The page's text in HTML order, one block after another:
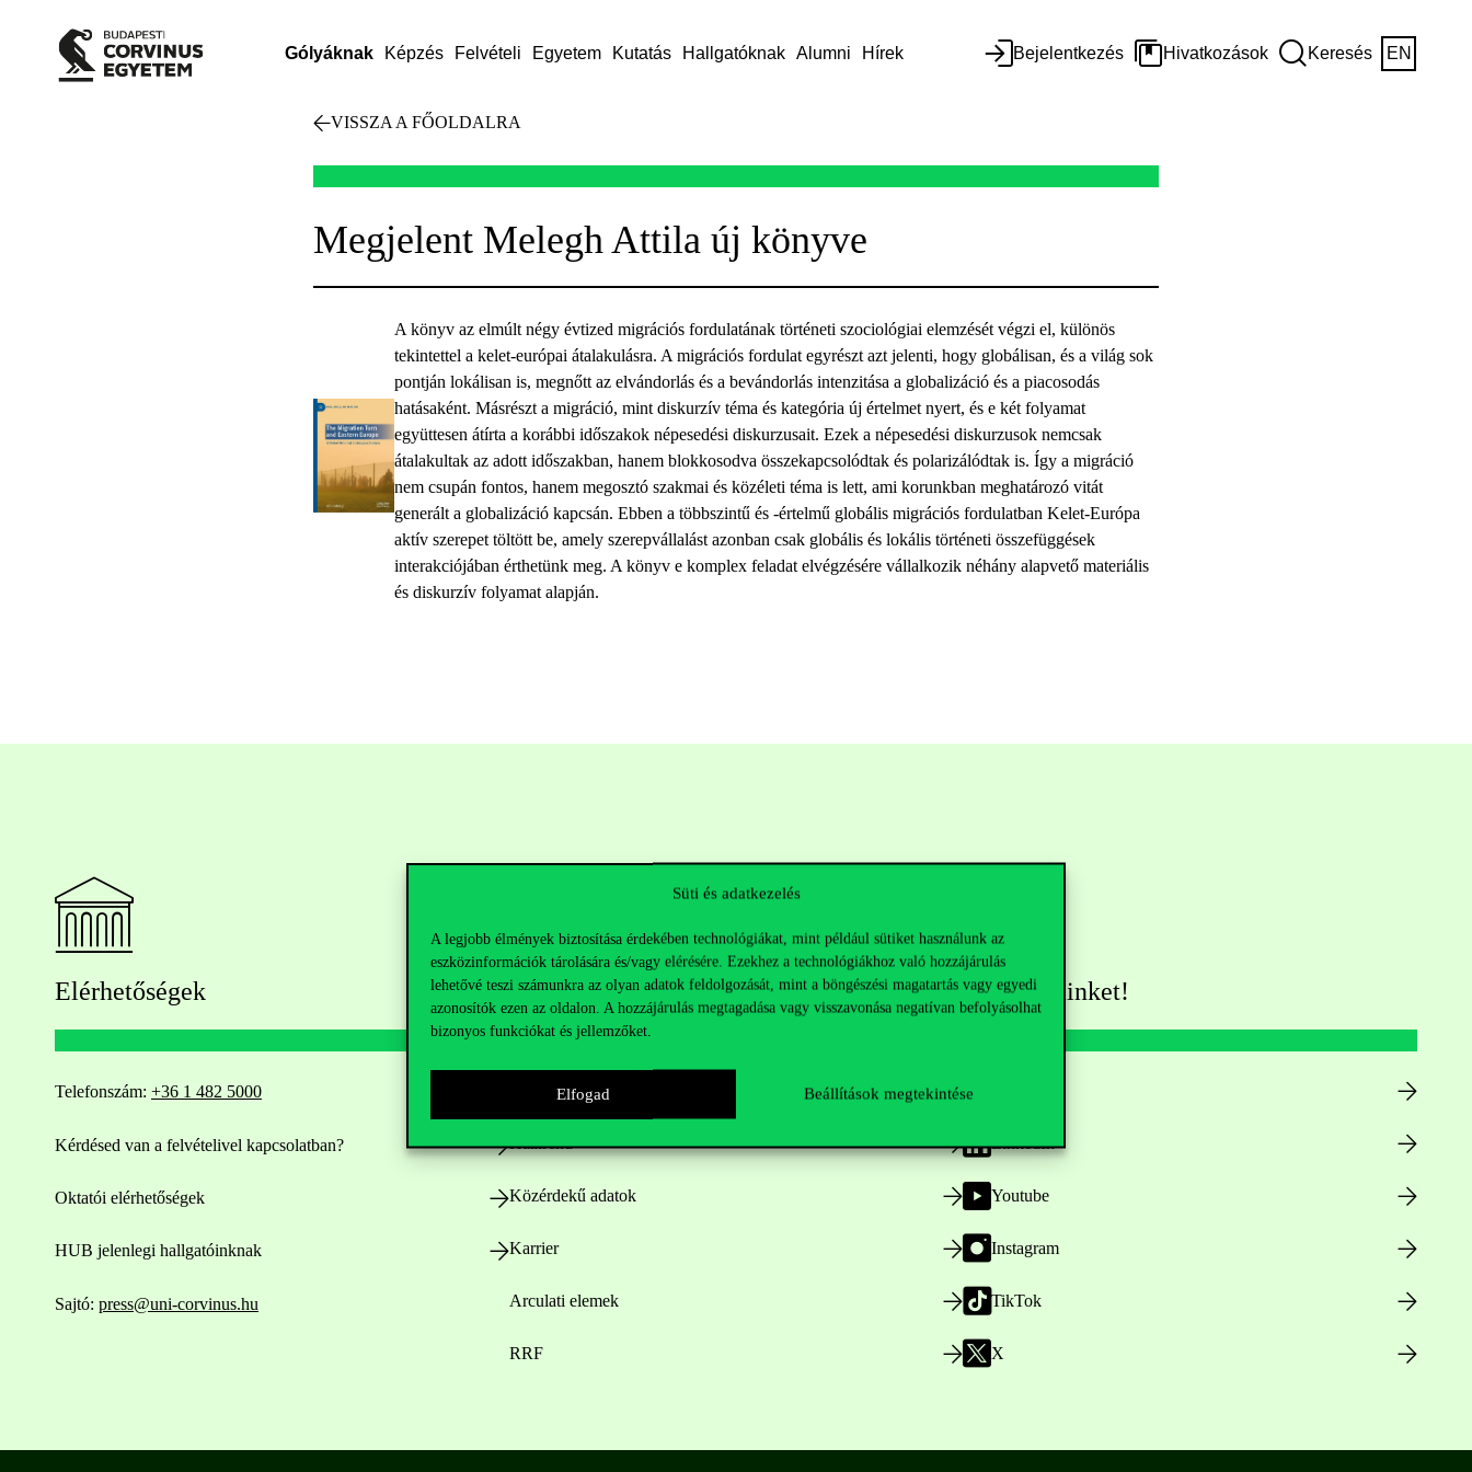
Süti és adatkezelés
A legjobb élmények biztosítása érdekében technológiákat, mint például sütiket használunk az
eszközinformációk tárolására és/vagy elérésére. Ezekhez a technológiákhoz való hozzájárulás
lehetővé teszi számunkra az olyan adatok feldolgozását, mint a böngészési magatartás vagy egyedi
azonosítók ezen az oldalon. A hozzájárulás megtagadása vagy visszavonása negatívan befolyásolhat
bizonyos funkciókat és jellemzőket.
Elfogad Beállítások megtekintése
Gólyáknak Képzés Felvételi Egyetem Kutatás Hallgatóknak Alumni Hírek Bejelentkezés Hivatkozások Keresés EN
VISSZA A FŐOLDALRA
Megjelent Melegh Attila új könyve
A könyv az elmúlt négy évtized migrációs fordulatának történeti szociológiai elemzését végzi el, különös
tekintettel a kelet-európai átalakulásra. A migrációs fordulat egyrészt azt jelenti, hogy globálisan, és a világ sok
pontján lokálisan is, megnőtt az elvándorlás és a bevándorlás intenzitása a globalizáció és a piacosodás
hatásaként. Másrészt a migráció, mint diskurzív téma és kategória új értelmet nyert, és e két folyamat
együttesen átírta a korábbi időszakok népesedési diskurzusait. Ezek a népesedési diskurzusok nemcsak
átalakultak az adott időszakban, hanem blokkosodva összekapcsolódtak és polarizálódtak is. Így a migráció
nem csupán fontos, hanem megosztó szakmai és közéleti téma is lett, ami korunkban meghatározó vitát
generált a globalizáció kapcsán. Ebben a többszintű és -értelmű globális migrációs fordulatban Kelet-Európa
aktív szerepet töltött be, amely szerepvállalást azonban csak globális és lokális történeti összefüggések
interakciójában érthetünk meg. A könyv e komplex feladat elvégzésére vállalkozik néhány alapvető materiális
és diskurzív folyamat alapján.
Elérhetőségek
Telefonszám: +36 1 482 5000
Kérdésed van a felvételivel kapcsolatban?
Oktatói elérhetőségek
HUB jelenlegi hallgatóinknak
Sajtó: press@uni-corvinus.hu
Hasznos linkek
Nyitvatartás
Házirend
Közérdekű adatok
Karrier
Arculati elemek
RRF
Kövess minket!
LinkedIn
Youtube
Instagram
TikTok
X